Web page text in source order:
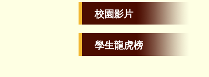
校園影片
學生龍虎榜